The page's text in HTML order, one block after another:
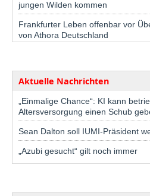
jungen Wilden kommen
Frankfurter Leben offenbar vor
von Athora Deutschland
Aktuelle Nachrichten
„Einmalige Chance“: KI kann
Altersversorgung einen Schub
Sean Dalton soll IUMI-Präsident
„Azubi gesucht“ gilt noch immer